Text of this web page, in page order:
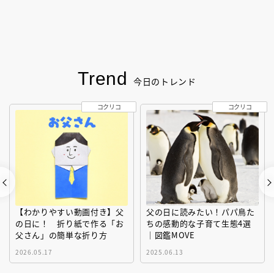
Trend 今日のトレンド
父の日に読みたい！パパ鳥た
ちの感動的な子育て生態4選
｜図鑑MOVE
2025.06.13
コクリコ
【梅雨】の対策と過ごし方
「洗濯」「紫外線」「エアコ
ン」「ゲリラ豪雨」…〔気象
2026.05.30
コクリコ